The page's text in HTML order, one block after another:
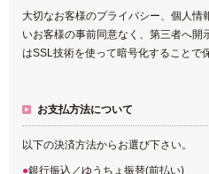
大切なお客様のプライバシー、個人
いお客様の事前同意なく、第三者へ開
はSSL技術を使って暗号化することで
お支払方法について
以下の決済方法からお選び下さい。
銀行振込／ゆうちょ振替(前払い)